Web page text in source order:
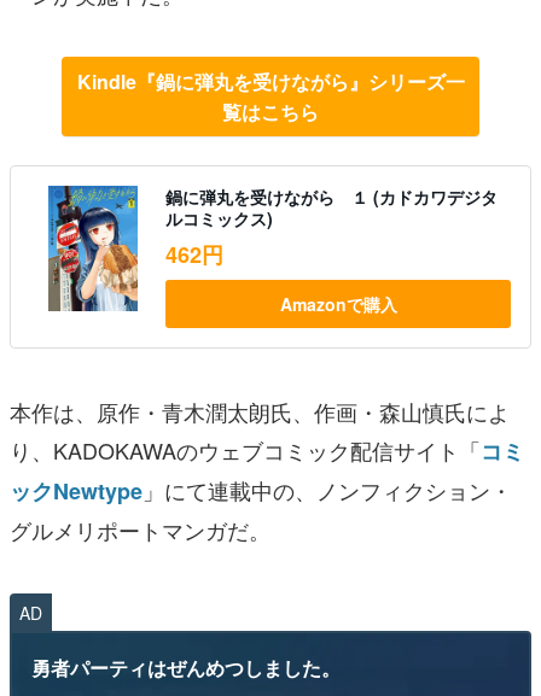
Kindle『鍋に弾丸を受けながら』シリーズ一
覧はこちら
鍋に弾丸を受けながら １ (カドカワデジタ
ルコミックス)
462円
Amazonで購入
本作は、原作・青木潤太朗氏、作画・森山慎氏によ
り、KADOKAWAのウェブコミック配信サイト「コミ
ックNewtype 」にて連載中の、ノンフィクション・
グルメリポートマンガだ。
AD
勇者パーティはぜんめつしました。